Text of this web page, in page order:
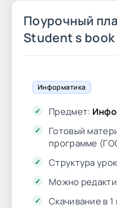
Поурочный
Student s
Информатика
Предмет:
Готовый
программе
Структура
Можно
Скачивание в